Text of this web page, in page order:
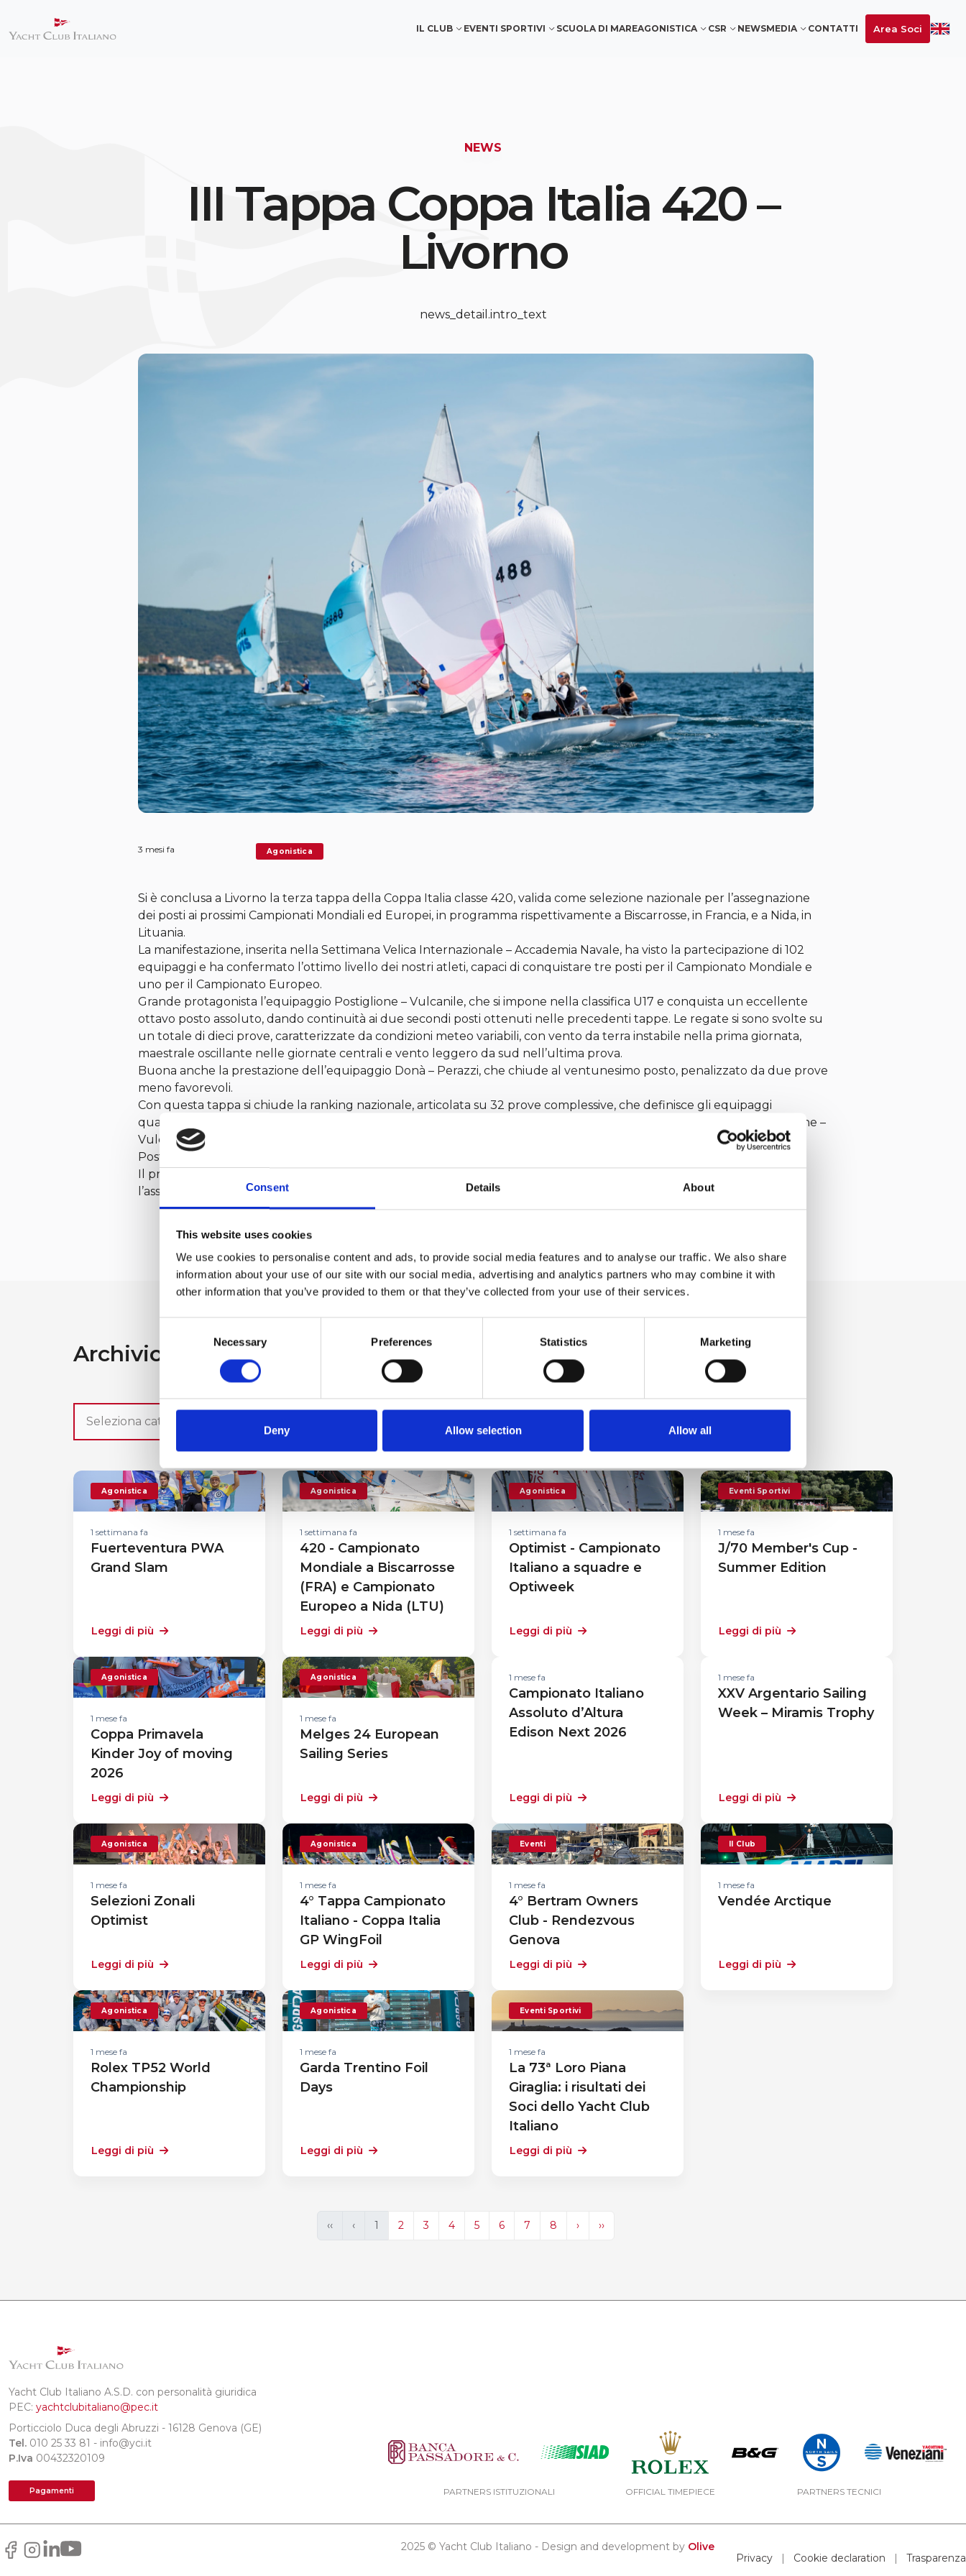
Consent Details About
This website uses cookies
We use cookies to personalise content and ads, to provide social media features and to analyse our traffic. We also share
information about your use of our site with our social media, advertising and analytics partners who may combine it with
other information that you’ve provided to them or that they’ve collected from your use of their services.
Necessary Preferences Statistics Marketing
Deny Allow selection Allow all
IL CLUB EVENTI SPORTIVI SCUOLA DI MAREAGONISTICA CSR NEWSMEDIA CONTATTI Area Soci
NEWS
III Tappa Coppa Italia 420 –
Livorno
news_detail.intro_text
3 mesi fa Agonistica
Si è conclusa a Livorno la terza tappa della Coppa Italia classe 420, valida come selezione nazionale per l’assegnazione
dei posti ai prossimi Campionati Mondiali ed Europei, in programma rispettivamente a Biscarrosse, in Francia, e a Nida, in
Lituania.
La manifestazione, inserita nella Settimana Velica Internazionale – Accademia Navale, ha visto la partecipazione di 102
equipaggi e ha confermato l’ottimo livello dei nostri atleti, capaci di conquistare tre posti per il Campionato Mondiale e
uno per il Campionato Europeo.
Grande protagonista l’equipaggio Postiglione – Vulcanile, che si impone nella classifica U17 e conquista un eccellente
ottavo posto assoluto, dando continuità ai due secondi posti ottenuti nelle precedenti tappe. Le regate si sono svolte su
un totale di dieci prove, caratterizzate da condizioni meteo variabili, con vento da terra instabile nella prima giornata,
maestrale oscillante nelle giornate centrali e vento leggero da sud nell’ultima prova.
Buona anche la prestazione dell’equipaggio Donà – Perazzi, che chiude al ventunesimo posto, penalizzato da due prove
meno favorevoli.
Con questa tappa si chiude la ranking nazionale, articolata su 32 prove complessive, che definisce gli equipaggi
qualificati per i principali appuntamenti internazionali. Accedono al Campionato Mondiale i nostri equipaggi Postiglione –
Vulcanile, Donà – Perazzi e Canonici – Trillo, mentre per il Campionato Europeo si qualifica il nostro equipaggio
Postiglione – Vulcanile.
Il prossimo appuntamento sarà la Coppa Uniqua di Cesenatico, in programma a inizio giugno, occasione decisiva per
l’assegnazione degli ultimi posti disponibili.
Archivio News
Agonistica
1 settimana fa
Fuerteventura PWA
Grand Slam
Leggi di più
Agonistica
1 settimana fa
420 - Campionato
Mondiale a Biscarrosse
(FRA) e Campionato
Europeo a Nida (LTU)
Leggi di più
Agonistica
1 settimana fa
Optimist - Campionato
Italiano a squadre e
Optiweek
Leggi di più
Eventi Sportivi
1 mese fa
J/70 Member's Cup -
Summer Edition
Leggi di più
Agonistica
1 mese fa
Coppa Primavela
Kinder Joy of moving
2026
Leggi di più
Agonistica
1 mese fa
Melges 24 European
Sailing Series
Leggi di più
1 mese fa
Campionato Italiano
Assoluto d’Altura
Edison Next 2026
Leggi di più
1 mese fa
XXV Argentario Sailing
Week – Miramis Trophy
Leggi di più
Agonistica
1 mese fa
Selezioni Zonali
Optimist
Leggi di più
Agonistica
1 mese fa
4° Tappa Campionato
Italiano - Coppa Italia
GP WingFoil
Leggi di più
Eventi
1 mese fa
4° Bertram Owners
Club - Rendezvous
Genova
Leggi di più
Il Club
1 mese fa
Vendée Arctique
Leggi di più
Agonistica
1 mese fa
Rolex TP52 World
Championship
Leggi di più
Agonistica
1 mese fa
Garda Trentino Foil
Days
Leggi di più
Eventi Sportivi
1 mese fa
La 73ª Loro Piana
Giraglia: i risultati dei
Soci dello Yacht Club
Italiano
Leggi di più
‹‹ ‹ 1 2 3 4 5 6 7 8 › ››
Yacht Club Italiano A.S.D. con personalità giuridica
PEC: yachtclubitaliano@pec.it
Porticciolo Duca degli Abruzzi - 16128 Genova (GE)
Tel. 010 25 33 81 - info@yci.it
P.Iva 00432320109
Pagamenti OFFICIAL TIMEPIECE
PARTNERS ISTITUZIONALI PARTNERS TECNICI
2025 © Yacht Club Italiano - Design and development by Olive
Privacy
| Cookie declaration | Trasparenza